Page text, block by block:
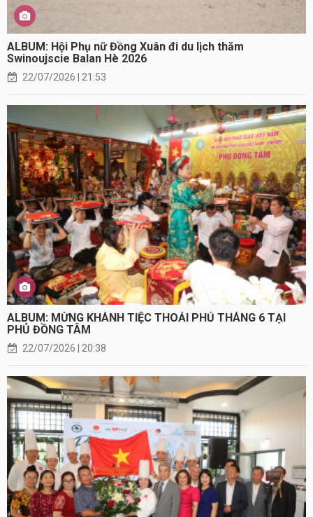
ALBUM: Hội Phụ nữ Đồng Xuân đi du lịch thăm
Swinoujscie Balan Hè 2026
22/07/2026 | 21:53
ALBUM: MỪNG KHÁNH TIỆC THOẢI PHỦ THÁNG 6 TẠI
PHỦ ĐỒNG TÂM
22/07/2026 | 20:38